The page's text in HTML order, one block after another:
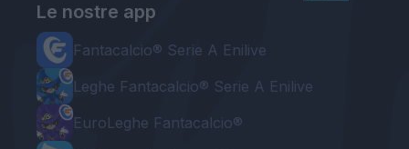
Le nostre app
Fantacalcio® Serie A Enilive
Leghe Fantacalcio® Serie A Enilive
EuroLeghe Fantacalcio®